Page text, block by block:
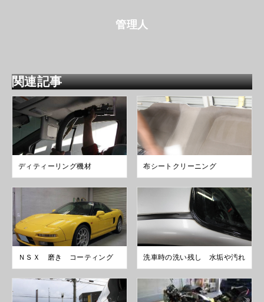
管理人
関連記事
ディティーリング機材 布シートクリーニング
ＮＳＸ 磨き コーティング 洗車時の洗い残し 水垢や汚れ